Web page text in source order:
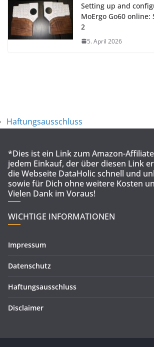
Setting up and
MoErgo Go60 online:
2
5. April 2026
Haftungsausschluss
*Dies ist ein Link zum Amazon-
jedem Einkauf, der über diesen Link
die Webseite DataHolic schnell und
sowie für Dich ohne weitere Kosten
Vielen Dank im Voraus!
WICHTIGE INFORMATIONEN
Impressum
Datenschutz
Haftungsausschluss
Disclaimer